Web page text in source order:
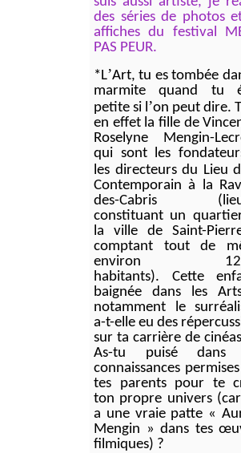
des séries de photos
affiches du festival
PAS PEUR.
*L’Art, tu es tombée
marmite quand tu
petite si l’on peut dire.
en effet la fille de
Roselyne Mengin-
qui sont les
les directeurs du Lieu d
Contemporain à la
des-Cabris
constituant un
la ville de Saint-
comptant tout de
environ
habitants). Cette
baignée dans les
notamment le
a-t-elle eu des
sur ta carrière de
As-tu puisé dans
connaissances
tes parents pour te
ton propre univers
a une vraie patte «
Mengin » dans tes
filmiques) ?